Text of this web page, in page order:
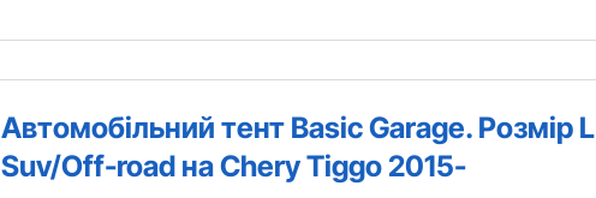
Автомобільний тент Basic Garage. Розмір L
Suv/Off-road на Chery Tiggo 2015-